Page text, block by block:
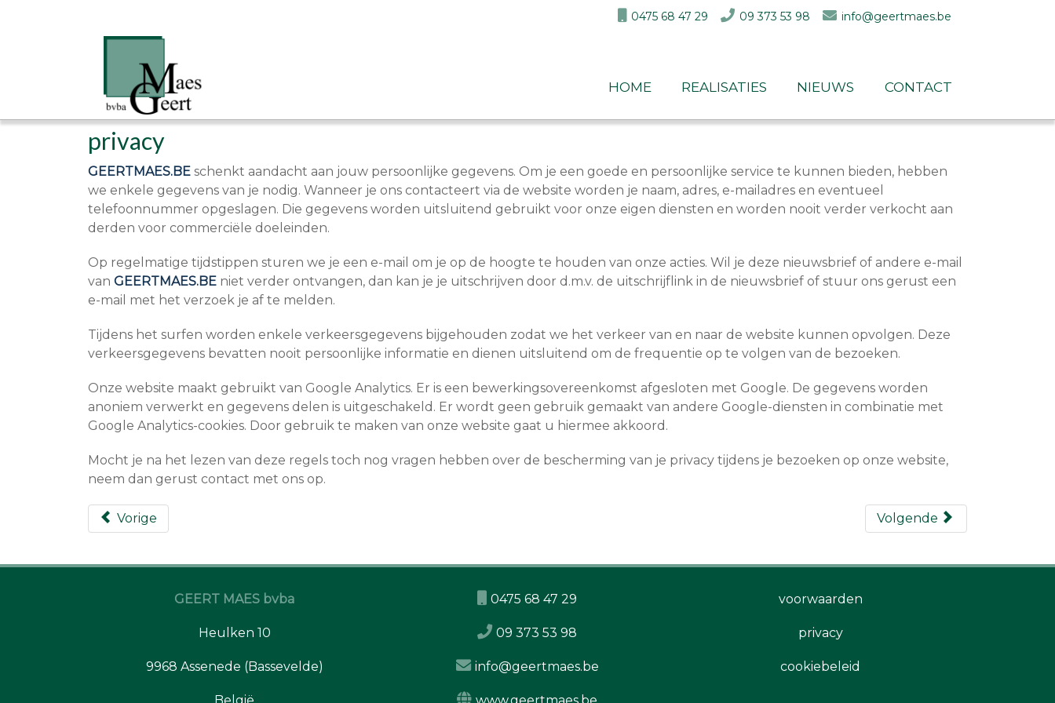
0475 68 47 29 09 373 53 98 info@geertmaes.be
home realisaties nieuws contact
privacy
GEERTMAES.BE schenkt aandacht aan jouw persoonlijke gegevens. Om je een goede en persoonlijke service te kunnen bieden, hebben
we enkele gegevens van je nodig. Wanneer je ons contacteert via de website worden je naam, adres, e-mailadres en eventueel
telefoonnummer opgeslagen. Die gegevens worden uitsluitend gebruikt voor onze eigen diensten en worden nooit verder verkocht aan
derden voor commerciële doeleinden.
Op regelmatige tijdstippen sturen we je een e-mail om je op de hoogte te houden van onze acties. Wil je deze nieuwsbrief of andere e-mail
van GEERTMAES.BE niet verder ontvangen, dan kan je je uitschrijven door d.m.v. de uitschrijflink in de nieuwsbrief of stuur ons gerust een
e-mail met het verzoek je af te melden.
Tijdens het surfen worden enkele verkeersgegevens bijgehouden zodat we het verkeer van en naar de website kunnen opvolgen. Deze
verkeersgegevens bevatten nooit persoonlijke informatie en dienen uitsluitend om de frequentie op te volgen van de bezoeken.
Onze website maakt gebruikt van Google Analytics. Er is een bewerkingsovereenkomst afgesloten met Google. De gegevens worden
anoniem verwerkt en gegevens delen is uitgeschakeld. Er wordt geen gebruik gemaakt van andere Google-diensten in combinatie met
Google Analytics-cookies. Door gebruik te maken van onze website gaat u hiermee akkoord.
Mocht je na het lezen van deze regels toch nog vragen hebben over de bescherming van je privacy tijdens je bezoeken op onze website,
neem dan gerust contact met ons op.
Vorige Volgende
GEERT MAES bvba
Heulken 10
9968 Assenede (Bassevelde)
0475 68 47 29
09 373 53 98
info@geertmaes.be
voorwaarden
privacy
cookiebeleid